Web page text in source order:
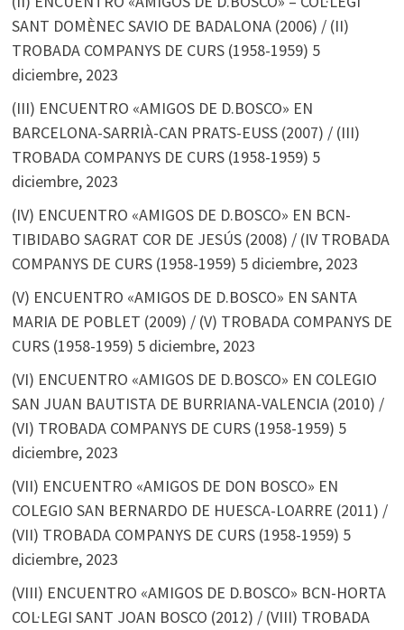
SANT DOMÈNEC SAVIO DE BADALONA (2006) / (II)
TROBADA COMPANYS DE CURS (1958-1959) 5
diciembre, 2023
(III) ENCUENTRO «AMIGOS DE D.BOSCO» EN
BARCELONA-SARRIÀ-CAN PRATS-EUSS (2007) / (III)
TROBADA COMPANYS DE CURS (1958-1959) 5
diciembre, 2023
(IV) ENCUENTRO «AMIGOS DE D.BOSCO» EN BCN-
TIBIDABO SAGRAT COR DE JESÚS (2008) / (IV TROBADA
COMPANYS DE CURS (1958-1959) 5 diciembre, 2023
(V) ENCUENTRO «AMIGOS DE D.BOSCO» EN SANTA
MARIA DE POBLET (2009) / (V) TROBADA COMPANYS DE
CURS (1958-1959) 5 diciembre, 2023
(VI) ENCUENTRO «AMIGOS DE D.BOSCO» EN COLEGIO
SAN JUAN BAUTISTA DE BURRIANA-VALENCIA (2010) /
(VI) TROBADA COMPANYS DE CURS (1958-1959) 5
diciembre, 2023
(VII) ENCUENTRO «AMIGOS DE DON BOSCO» EN
COLEGIO SAN BERNARDO DE HUESCA-LOARRE (2011) /
(VII) TROBADA COMPANYS DE CURS (1958-1959) 5
diciembre, 2023
(VIII) ENCUENTRO «AMIGOS DE D.BOSCO» BCN-HORTA
COL·LEGI SANT JOAN BOSCO (2012) / (VIII) TROBADA